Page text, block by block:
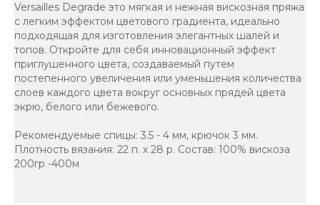
Versailles Degrade это мягкая и нежная вискозная пряжа
с легким эффектом цветового градиента, идеально
подходящая для изготовления элегантных шалей и
топов. Откройте для себя инновационный эффект
приглушенного цвета, создаваемый путем
постепенного увеличения или уменьшения количества
слоев каждого цвета вокруг основных прядей цвета
экрю, белого или бежевого.
Рекомендуемые спицы: 3.5 - 4 мм, крючок 3 мм.
Плотность вязания: 22 п. х 28 р. Состав: 100% вискоза
200гр -400м